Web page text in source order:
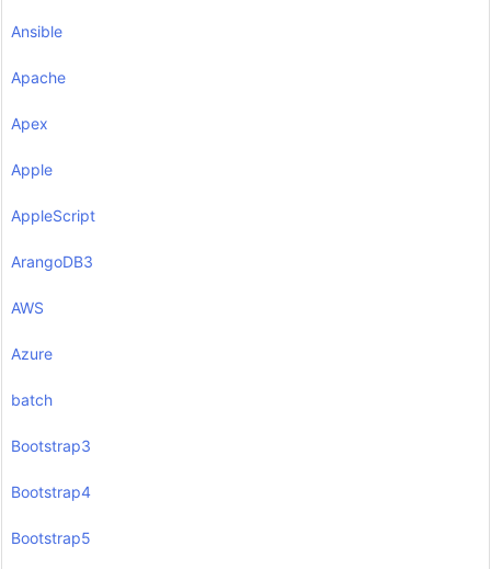
Ansible
Apache
Apex
Apple
AppleScript
ArangoDB3
AWS
Azure
batch
Bootstrap3
Bootstrap4
Bootstrap5